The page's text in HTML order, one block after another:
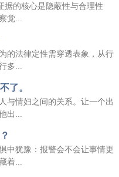
据的核心是隐蔽性与合理性
觉...
的法律定性需穿透表象，从行
多...
了。
与情妇之间的关系。让一个出
出...
中犹豫：报警会不会让事情更
着...